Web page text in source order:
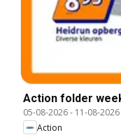
Action folder
05-08-2026- 11-08-2026
Action